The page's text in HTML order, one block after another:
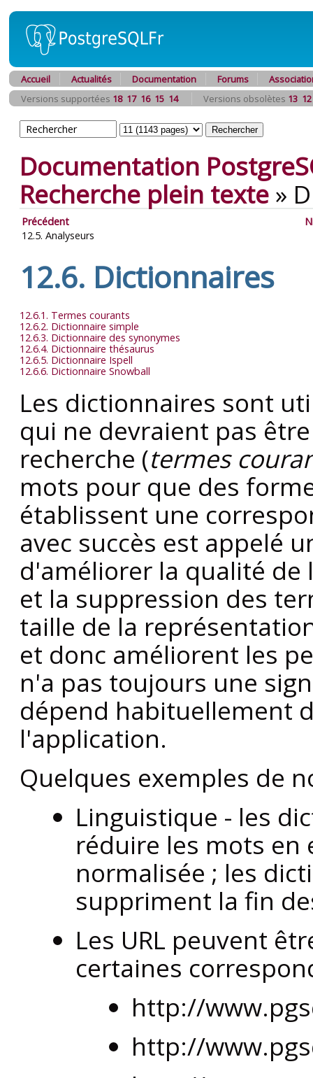
Accueil Actualités Documentation Forums
Versions supportées 18 17 16 15 14 Versions obsolètes 13 12
Documentation
Recherche plein texte »
Précédent
12.5. Analyseurs
12.6. Dictionnaires
12.6.1. Termes courants
12.6.2. Dictionnaire simple
12.6.3. Dictionnaire des synonymes
12.6.4. Dictionnaire thésaurus
12.6.5. Dictionnaire Ispell
12.6.6. Dictionnaire Snowball
Les dictionnaires sont
qui ne devraient pas
recherche (termes
mots pour que des
établissent une
avec succès est appelé
d'améliorer la qualité de
et la suppression des
taille de la
et donc améliorent les
n'a pas toujours une
dépend habituellement
l'application.
Quelques exemples de
Linguistique - les
réduire les mots
normalisée ; les
suppriment la fin
Les URL peuvent
certaines
http://
http://